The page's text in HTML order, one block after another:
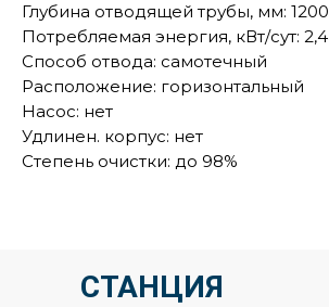
Глубина отводящей трубы, мм: 1200
Потребляемая энергия, кВт/сут: 2,4
Способ отвода: самотечный
Расположение: горизонтальный
Насос: нет
Удлинен. корпус: нет
Степень очистки: до 98%
СТАНЦИЯ